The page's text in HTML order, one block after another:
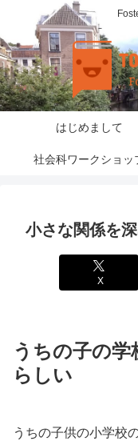
はじめまして
社会科ワークショッ
小さな関係を
X
うちの子の
らしい
うちの子供の小学校